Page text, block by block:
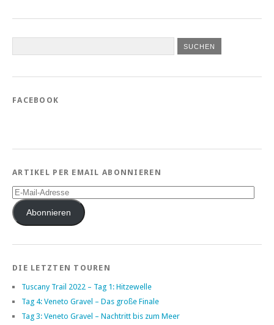
FACEBOOK
ARTIKEL PER EMAIL ABONNIEREN
E-
Mail-
AdresseAbonnieren
DIE LETZTEN TOUREN
Tuscany Trail 2022 – Tag 1: Hitzewelle
Tag 4: Veneto Gravel – Das große Finale
Tag 3: Veneto Gravel – Nachtritt bis zum Meer